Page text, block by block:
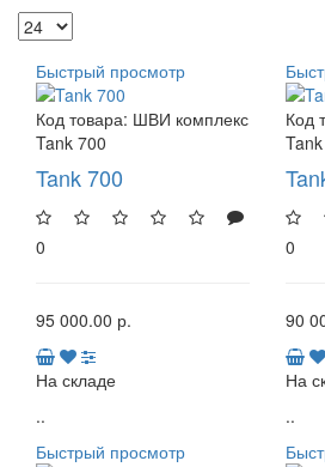
Быстрый просмотр
Код товара: ШВИ комплекс
Tank 700
Tank 700
0
95 000.00 р.
На складе
..
Код
0
90
На
..
Быстрый просмотр